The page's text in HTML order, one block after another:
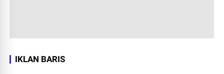
IKLAN BARIS